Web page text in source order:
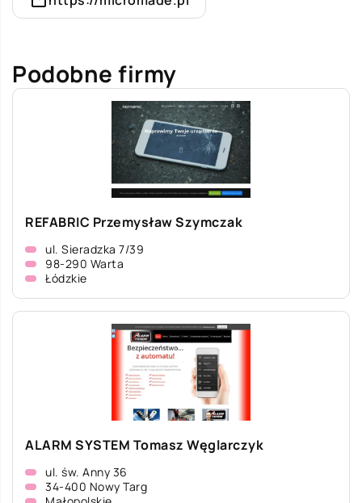
Podobne firmy
REFABRIC Przemysław Szymczak
ul. Sieradzka 7/39
98-290 Warta
Łódzkie
ALARM SYSTEM Tomasz Węglarczyk
ul. św. Anny 36
34-400 Nowy Targ